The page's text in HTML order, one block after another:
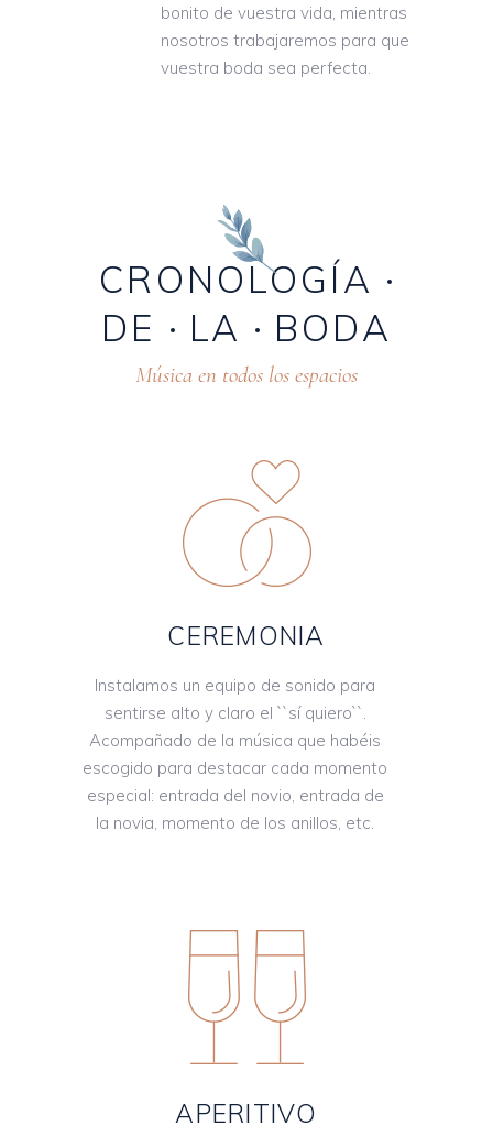
bonito de vuestra vida, mientras
nosotros trabajaremos para que
vuestra boda sea perfecta.
CRONOLOGÍA
DE
LA BODA
Música en todos los espacios
CEREMONIA
Instalamos un equipo de sonido para
sentirse alto y claro el ``sí quiero``.
Acompañado de la música que habéis
escogido para destacar cada momento
especial: entrada del novio, entrada de
la novia, momento de los anillos, etc.
APERITIVO